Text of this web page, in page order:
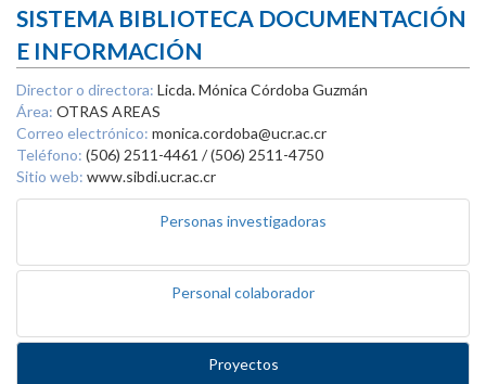
SISTEMA BIBLIOTECA DOCUMENTACIÓN
E INFORMACIÓN
Director o directora: Licda. Mónica Córdoba Guzmán
Área: OTRAS AREAS
Correo electrónico: monica.cordoba@ucr.ac.cr
Teléfono: (506) 2511-4461 / (506) 2511-4750
Sitio web: www.sibdi.ucr.ac.cr
Personas investigadoras
Personal colaborador
Proyectos